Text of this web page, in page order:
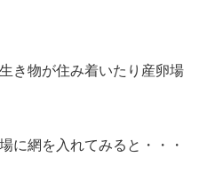
き物が住み着いたり産卵場
に網を入れてみると・・・